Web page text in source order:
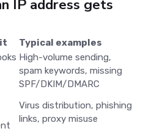
IP address gets
Typical examples
High-volume sending,
spam keywords, missing
SPF/DKIM/DMARC
Virus distribution, phishing
links, proxy misuse